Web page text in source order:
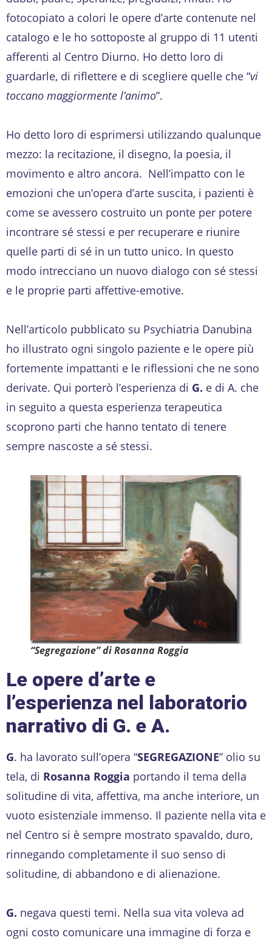
fotocopiato a colori le opere d’arte contenute nel
catalogo e le ho sottoposte al gruppo di 11 utenti
afferenti al Centro Diurno. Ho detto loro di
guardarle, di riflettere e di scegliere quelle che “vi
toccano maggiormente l’animo”.
Ho detto loro di esprimersi utilizzando qualunque
mezzo: la recitazione, il disegno, la poesia, il
movimento e altro ancora. Nell’impatto con le
emozioni che un’opera d’arte suscita, i pazienti è
come se avessero costruito un ponte per potere
incontrare sé stessi e per recuperare e riunire
quelle parti di sé in un tutto unico. In questo
modo intrecciano un nuovo dialogo con sé stessi
e le proprie parti affettive-emotive.
Nell’articolo pubblicato su Psychiatria Danubina
ho illustrato ogni singolo paziente e le opere più
fortemente impattanti e le riflessioni che ne sono
derivate. Qui porterò l’esperienza di G. e di A. che
in seguito a questa esperienza terapeutica
scoprono parti che hanno tentato di tenere
sempre nascoste a sé stessi.
“Segregazione” di Rosanna Roggia
Le opere d’arte e
l’esperienza nel laboratorio
narrativo di G. e A.
G. ha lavorato sull’opera “SEGREGAZIONE” olio su
tela, di Rosanna Roggia portando il tema della
solitudine di vita, affettiva, ma anche interiore, un
vuoto esistenziale immenso. Il paziente nella vita e
nel Centro si è sempre mostrato spavaldo, duro,
rinnegando completamente il suo senso di
solitudine, di abbandono e di alienazione.
G. negava questi temi. Nella sua vita voleva ad
ogni costo comunicare una immagine di forza e